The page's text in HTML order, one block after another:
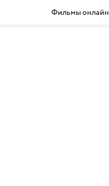
Фильмы онлайн